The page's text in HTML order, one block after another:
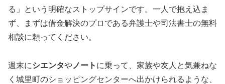
る」という明確なストップサインです。一人で抱え込ま
ず、まずは借金解決のプロである弁護士や司法書士の無料
相談に頼ってください。
週末にシエンタや ノート に乗って、家族や友人と気兼ねな
く城里町のショッピングセンターへ出かけられるような、